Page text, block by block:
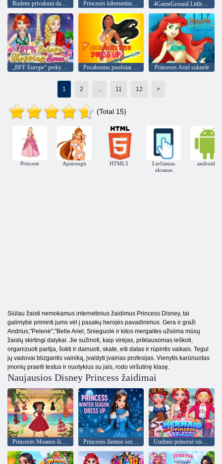
Princesės kibernetinis robotas prieš gamtą 4GameGround Little Mermaid dažymas
Princesės Ariel suknelė
1 2 11 12 >
(Total 15)
Princesė Apsirengti HTML5
Liečiamas
ekranas
androidas
Siūlau žaisti nemokamus internetinius žaidimus Princess Disney, tai
galimybė priminti jums vėl į pasakų herojės pavadinimus. Gera ir graži
Andrius,"Pelenė","Belle Ariel, Snieguolė ir kitos mergaitės užsiima mūsų
žaislų skirtingi dalykai. Jie sužinoti, kaip virėjas, priklausomas ieškoti,
organizuoti partija, šokti ir dainuoti, skate, eiti datas ir rūpintis vaikais. Tegul
jų vadovai blizgantis vainiką, įvaldyti įvairias profesijas. Vienytis karūnuotas
įmonių praeiti testus ir nuotykius su jais, rodo viršutinę klasę.
Naujausios Disney Princess žaidimai
Princesės Moanos šiuolaikinis pertvarkymas Princesės žiemos sezono suknelė Undinio princesė visus metus aplink madą